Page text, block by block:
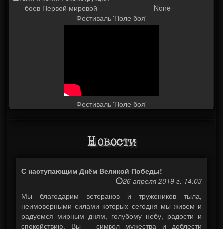
боев Первой мировой
None
Фестиваль 'Поле боя'
Фестиваль 'Поле боя'
Новости
С наступающим Днём Великой Победы!
26 апреля 2019 г. 14:03
Мы благодарим ветеранов и тружеников тыла,
неимоверными силами которых сегодня мы живем и
радуемся мирным дням, голубому небу, радости и
спокойствию. Вы – символ мужества и доблести